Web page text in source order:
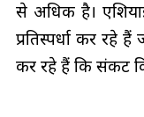
से अधिक है।
प्रतिस्पर्धा कर रहे
कर रहे हैं कि संकट